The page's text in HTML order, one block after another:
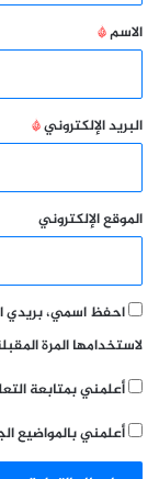
*
الاسم*
البريد الإلكتروني*
الموقع الإلكتروني
احفظ اسمي، بريدي
لاستخدامها المرة
أعلمني بمتابعة
أعلمني بالمواضيع